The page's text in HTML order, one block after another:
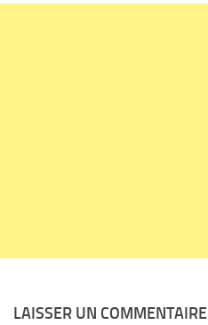
LAISSER UN COMMENTAIRE